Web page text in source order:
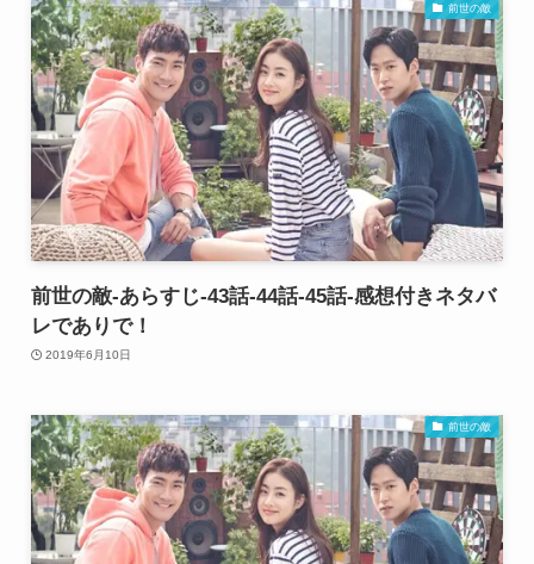
前世の敵
前世の敵-あらすじ-43話-44話-45話-感想付きネタバ
レでありで！
2019年6月10日
前世の敵